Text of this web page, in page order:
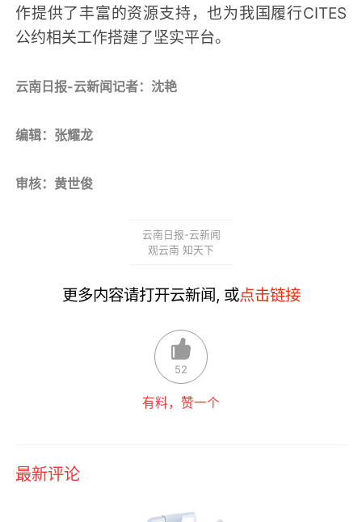
作提供了丰富的资源支持，也为我国履行CITES
公约相关工作搭建了坚实平台。
云南日报-云新闻记者：沈艳
编辑：张耀龙
审核：黄世俊
云南日报-云新闻
观云南 知天下
更多内容请打开云新闻, 或点击链接
52
有料，赞一个
最新评论